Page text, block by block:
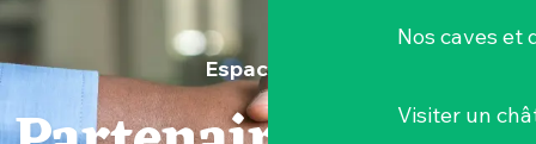
Nos caves et
Visiter un
Espace pros